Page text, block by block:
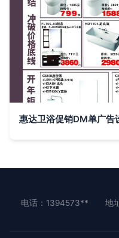
惠达卫浴促销DM单广告
电话：1394573**
地